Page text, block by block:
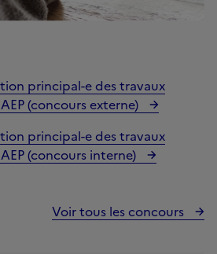
principal-e des travaux
(concours externe)
principal-e des travaux
(concours interne)
Voir tous les concours